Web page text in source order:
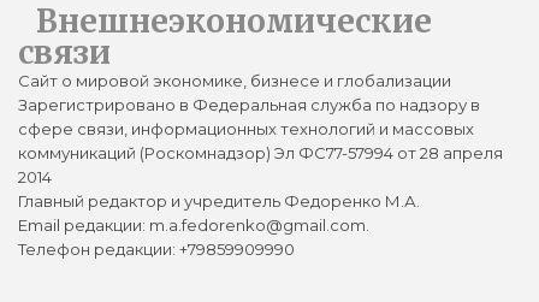
Внешнеэкономические
связи
Сайт о мировой экономике, бизнесе и глобализации
Зарегистрировано в Федеральная служба по надзору в
сфере связи, информационных технологий и массовых
коммуникаций (Роскомнадзор) Эл ФС77-57994 от 28 апреля
2014
Главный редактор и учредитель Федоренко М.А.
Email редакции: m.a.fedorenko@gmail.com.
Телефон редакции: +79859909990